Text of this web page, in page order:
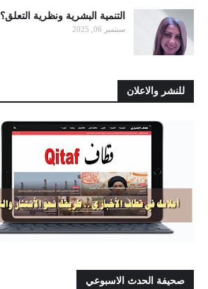
التنمية البشرية ونظرية التعلق؟
سبتمبر 06, 2025
للنشر والاعلان
صحيفة الحدث الاسبوعي